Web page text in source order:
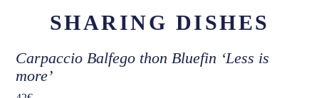
SHARING DISHES
Carpaccio Balfego thon Bluefin ‘Less is
more’